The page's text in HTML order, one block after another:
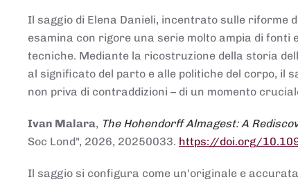
Il saggio di Elena Danieli, incentrato sulle riforme
esamina con rigore una serie molto ampia di
tecniche. Mediante la ricostruzione della storia
al significato del parto e alle politiche del corpo, il
non priva di contraddizioni – di un momento
Ivan Malara, The Hohendorff Almagest: A
Soc Lond", 2026, 20250033. https://doi.org/
Il saggio si configura come un'originale e